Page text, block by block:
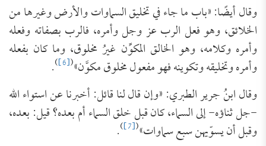
وقال أيضًا: «باب ما جاء في تخليق السماوات والأرض وغيرها من
الخلائق، وهو فعل الرب عز وجل وأمره، فالرب بصفاته وفعله
وأمره وكلامه، وهو الخالق المكوِّن غيرُ مخلوق، وما كان بفعله
وأمره وتخليقه وتكوينه فهو مفعول مخلوق مكوَّن»(
[6]
)
.
وقال ابنُ جرير الطبري: «وإن قال لنا قائل: أخبرنا عن استواء الله
-جل ثناؤه- إلى السماء، كان قبل خلق السماء أم بعده؟ قيل: بعده،
وقبل أن يسوّيهن سبع سماوات»(
[7]
)
.